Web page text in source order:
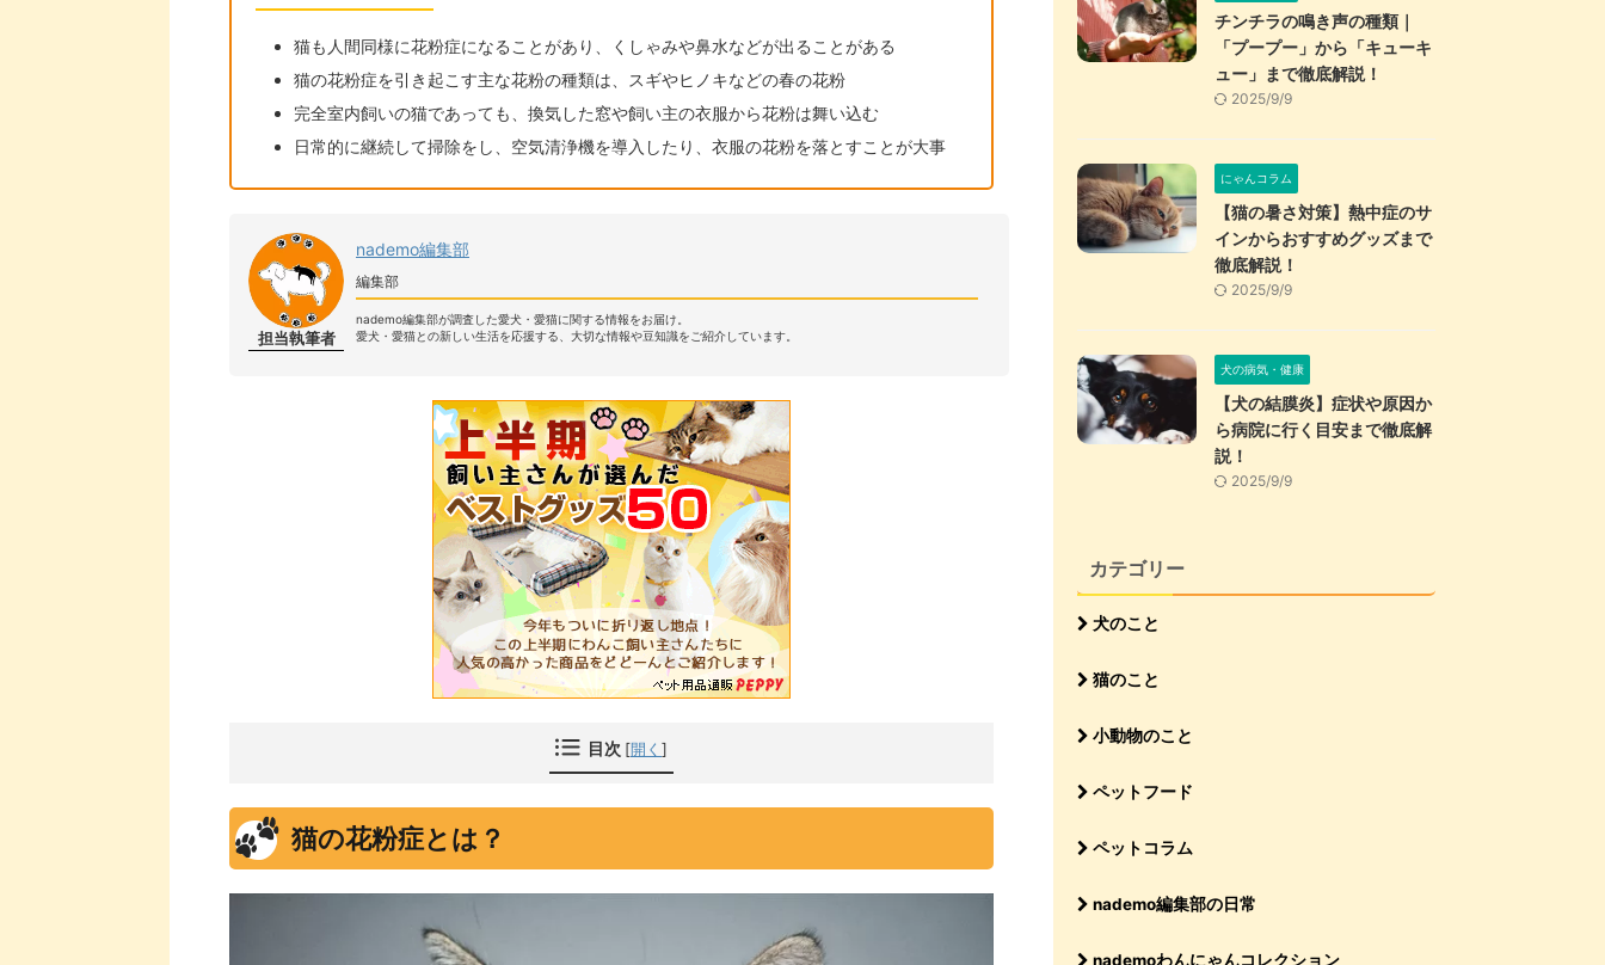
猫も人間同様に花粉症になることがあり、くしゃみや鼻水などが出ることがある
猫の花粉症を引き起こす主な花粉の種類は、スギやヒノキなどの春の花粉
完全室内飼いの猫であっても、換気した窓や飼い主の衣服から花粉は舞い込む
日常的に継続して掃除をし、空気清浄機を導入したり、衣服の花粉を落とすことが大事
担当執筆者
nademo編集部
編集部
nademo編集部が調査した愛犬・愛猫に関する情報をお届け。
愛犬・愛猫との新しい生活を応援する、大切な情報や豆知識をご紹介しています。
目次 [開く ]
猫の花粉症とは？
チンチラの鳴き声の種類｜
「プープー」から「キューキ
ュー」まで徹底解説！
2025/9/9
にゃんコラム
【猫の暑さ対策】熱中症のサ
インからおすすめグッズまで
徹底解説！
2025/9/9
犬の病気・健康
【犬の結膜炎】症状や原因か
ら病院に行く目安まで徹底解
説！
2025/9/9
カテゴリー
犬のこと
猫のこと
小動物のこと
ペットフード
ペットコラム
nademo編集部の日常
nademoわんにゃんコレクション